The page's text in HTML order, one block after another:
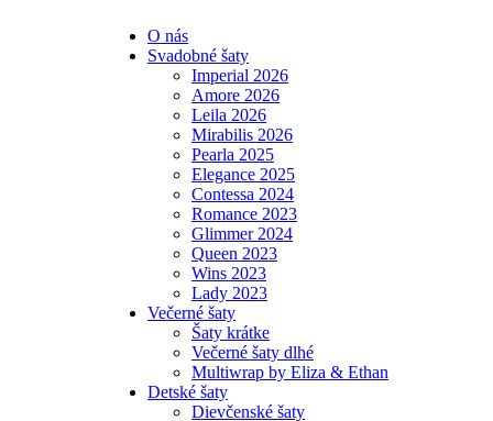
O nás
Svadobné šaty
Imperial 2026
Amore 2026
Leila 2026
Mirabilis 2026
Pearla 2025
Elegance 2025
Contessa 2024
Romance 2023
Glimmer 2024
Queen 2023
Wins 2023
Lady 2023
Večerné šaty
Šaty krátke
Večerné šaty dlhé
Multiwrap by Eliza & Ethan
Detské šaty
Dievčenské šaty